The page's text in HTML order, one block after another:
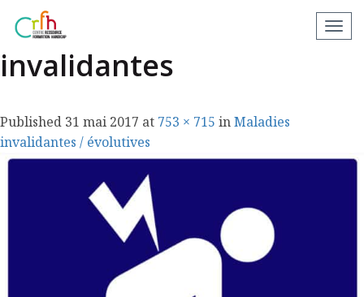
N
logo-maladies-
invalidantes
Published 31 mai 2017 at 753 × 715 inMaladies
invalidantes / évolutives